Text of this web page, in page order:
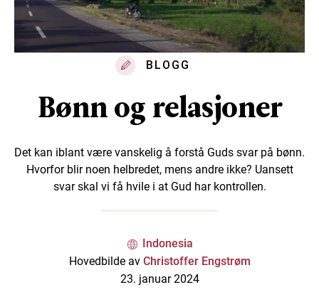
BLOGG
Bønn og relasjoner
Det kan iblant være vanskelig å forstå Guds svar på bønn.
Hvorfor blir noen helbredet, mens andre ikke? Uansett
svar skal vi få hvile i at Gud har kontrollen.
Indonesia
Hovedbilde av Christoffer Engstrøm
23. januar 2024